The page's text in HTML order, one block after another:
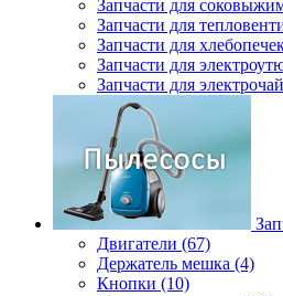
Запчасти для
Запчасти для
Запчасти для
Запчасти для
Запчасти для
Двигатели (67)
Держатель мешка (4)
Кнопки (10)